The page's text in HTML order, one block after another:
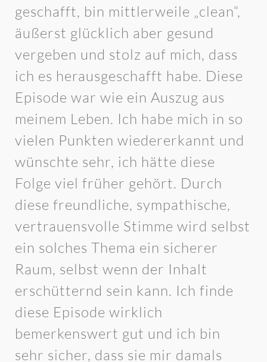
geschafft, bin mittlerweile „clean“,
äußerst glücklich aber gesund
vergeben und stolz auf mich, dass
ich es herausgeschafft habe. Diese
Episode war wie ein Auszug aus
meinem Leben. Ich habe mich in so
vielen Punkten wiedererkannt und
wünschte sehr, ich hätte diese
Folge viel früher gehört. Durch
diese freundliche, sympathische,
vertrauensvolle Stimme wird selbst
ein solches Thema ein sicherer
Raum, selbst wenn der Inhalt
erschütternd sein kann. Ich finde
diese Episode wirklich
bemerkenswert gut und ich bin
sehr sicher, dass sie mir damals